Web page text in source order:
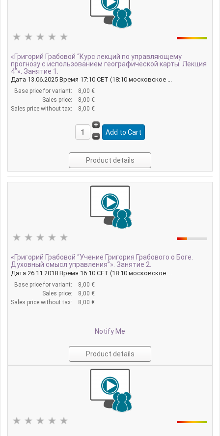
«Григорий Грабовой “Курс лекций по управляющему
прогнозу с использованием географической карты. Лекция
4”». Занятие 1.
Дата 13.06.2025 Время 17:10 CET (18:10 московское ...
Base price for variant:
8,00 €
Sales price:
8,00 €
Sales price without tax:
8,00 €
Product details
«Григорий Грабовой “Учение Григория Грабового о Боге.
Духовный смысл управления”». Занятие 2.
Дата 26.11.2018 Время 16:10 CET (18:10 московское ...
Base price for variant:
8,00 €
Sales price:
8,00 €
Sales price without tax:
8,00 €
Notify Me
Product details